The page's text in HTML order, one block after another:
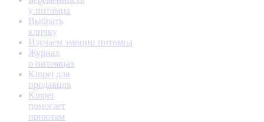
у питомца
Выбрать
кличку
Изучаем эмоции питомца
Журнал
о питомцах
Kinpet для
продавцов
Kinpet
помогает
приютам